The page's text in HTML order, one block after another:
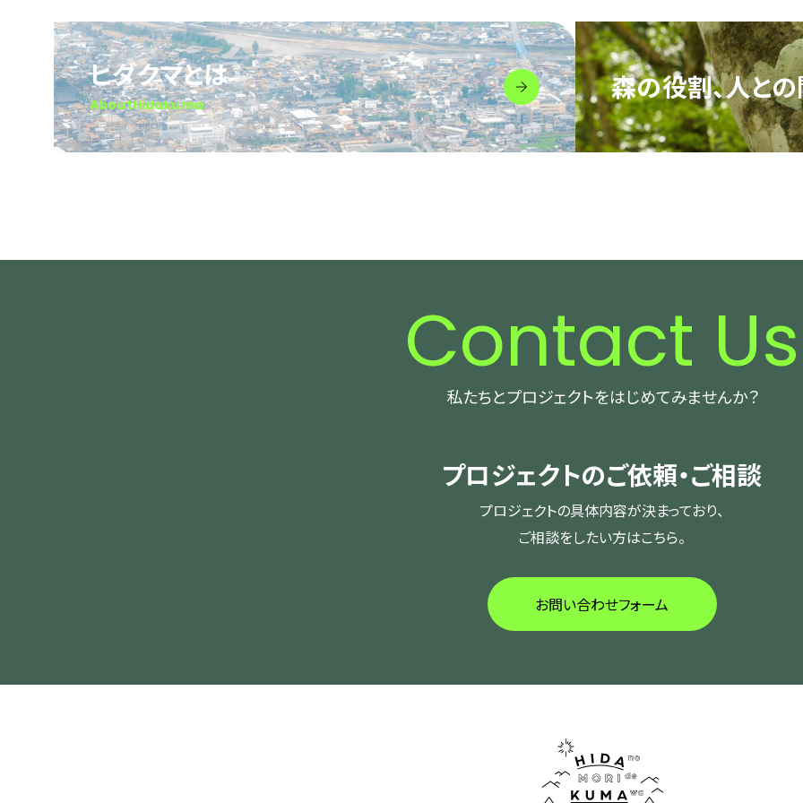
ヒダクマとは
AboutHidakuma
森の役割、人と
Contact Us
私たちとプロジェクトをはじめてみませんか？
プロジェクトのご依頼・ご相談
プロジェクトの具体内容が決まっており、
ご相談をしたい方はこちら。
お問い合わせフォーム